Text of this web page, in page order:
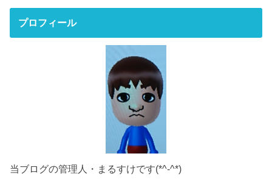
プロフィール
当ブログの管理人・まるすけです(*^-^*)